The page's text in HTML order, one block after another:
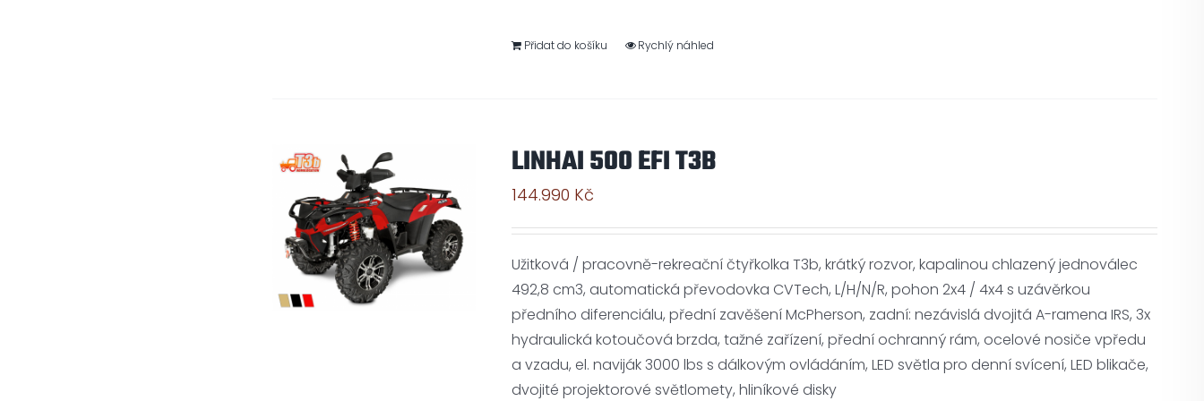
Přidat do košíku Rychlý náhled
LINHAI 500 EFI T3B
144.990 Kč
Užitková / pracovně-rekreační čtyřkolka T3b, krátký rozvor, kapalinou chlazený jednoválec
492,8 cm3, automatická převodovka CVTech, L/H/N/R, pohon 2x4 / 4x4 s uzávěrkou
předního diferenciálu, přední zavěšení McPherson, zadní: nezávislá dvojitá A-ramena IRS, 3x
hydraulická kotoučová brzda, tažné zařízení, přední ochranný rám, ocelové nosiče vpředu
a vzadu, el. naviják 3000 lbs s dálkovým ovládáním, LED světla pro denní svícení, LED blikače,
dvojité projektorové světlomety, hliníkové disky